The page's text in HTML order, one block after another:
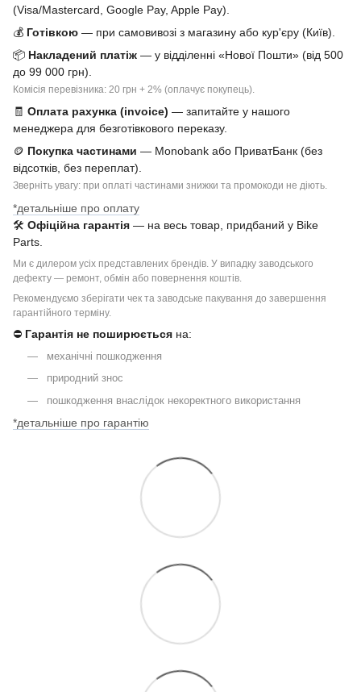
(Visa/Mastercard, Google Pay, Apple Pay).
💰 Готівкою — при самовивозі з магазину або кур'єру (Київ).
📦 Накладений платіж — у відділенні «Нової Пошти» (від 500
до 99 000 грн).
Комісія перевізника: 20 грн + 2% (оплачує покупець).
🧾 Оплата рахунка (invoice) — запитайте у нашого
менеджера для безготівкового переказу.
🪙 Покупка частинами — Monobank або ПриватБанк (без
відсотків, без переплат).
Зверніть увагу: при оплаті частинами знижки та промокоди не діють.
*детальніше про оплату
🛠 Офіційна гарантія — на весь товар, придбаний у Bike
Parts.
Ми є дилером усіх представлених брендів. У випадку заводського
дефекту — ремонт, обмін або повернення коштів.
Рекомендуємо зберігати чек та заводське пакування до завершення
гарантійного терміну.
⛔ Гарантія не поширюється на:
механічні пошкодження
природний знос
пошкодження внаслідок некоректного використання
*детальніше про гарантію